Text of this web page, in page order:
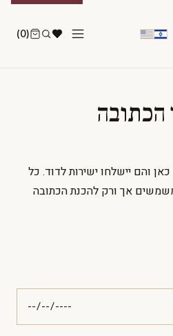
(0)
הכתובה
והם יישלחו ישירות לדוד. כל
אך ורק להכנת הכתובה